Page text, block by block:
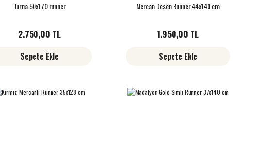
Turna 50x170 runner
2.750,00 TL
Sepete Ekle
Mercan Desen Runner 44x140 cm
1.950,00 TL
Sepete Ekle